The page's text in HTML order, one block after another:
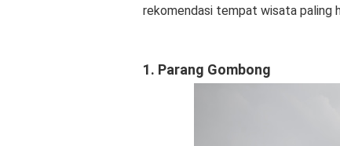
rekomendasi tempat wisata paling
1. Parang Gombong